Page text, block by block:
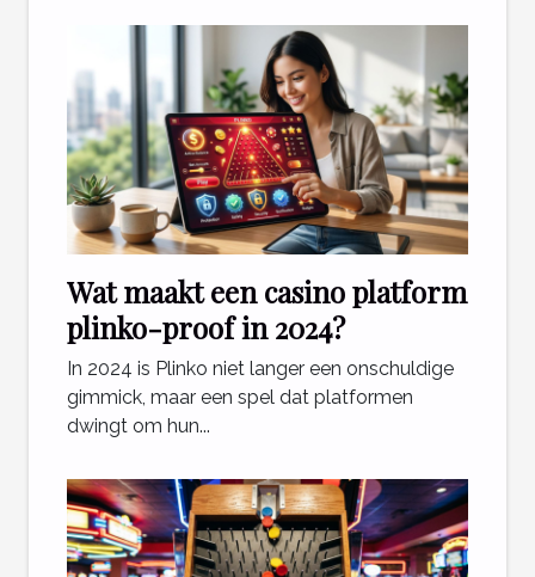
Wat maakt een casino platform
plinko-proof in 2024?
In 2024 is Plinko niet langer een onschuldige
gimmick, maar een spel dat platformen
dwingt om hun...